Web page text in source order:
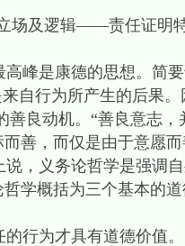
及逻辑——责任证明
峰是康德的思想。简
自行为所产生的后果
善良动机。“善良意志
善，而仅是由于意愿
说，义务论哲学是强调
学概括为三个基本的
行为才具有道德价值